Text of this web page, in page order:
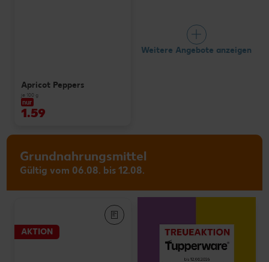
Apricot Peppers
je 100 g
nur
1.59
Weitere Angebote anzeigen
Grundnahrungsmittel
Gültig vom 06.08. bis 12.08.
AKTION